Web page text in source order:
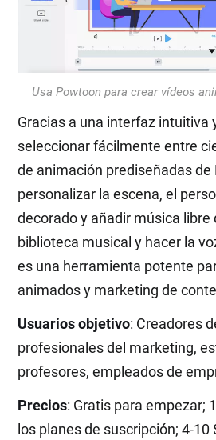
Usa Powtoon para crear vídeos
Gracias a una interfaz intuitiva
seleccionar fácilmente entre
de animación prediseñadas de
personalizar la escena, el
decorado y añadir música libre
biblioteca musical y hacer la
es una herramienta potente
animados y marketing de
Usuarios objetivo: Creadores
profesionales del marketing,
profesores, empleados de
Precios: Gratis para empezar;
los planes de suscripción; 4-